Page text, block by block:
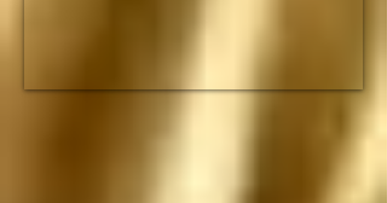
no durará ni una
fracción de lo que duró
el imperio romano